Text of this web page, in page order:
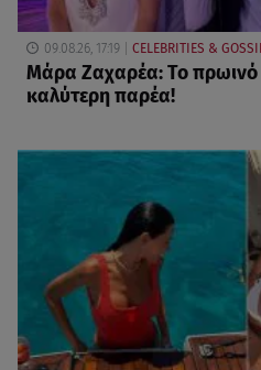
09.08.26, 17:19 CELEBRITIES &
Μάρα Ζαχαρέα: Το πρωινό
καλύτερη παρέα!